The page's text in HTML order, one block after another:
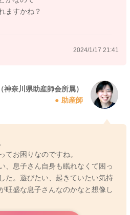
ますかね？
2024/1/17 21:41
神奈川県助産師会所属）
助産師
てお困りなのですね。
、息子さん自身も眠れなくて困っ
た。遊びたい、起きていたい気持
旺盛な息子さんなのかなと想像し